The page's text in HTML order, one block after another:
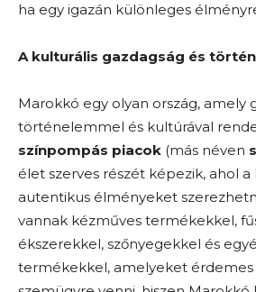
ha egy igazán különleges
A kulturális gazdagság és
Marokkó egy olyan ország, amely
történelemmel és kultúrával
színpompás piacok (más néven
élet szerves részét képezik, ahol
autentikus élményeket
vannak kézműves termékekkel,
ékszerekkel, szőnyegekkel és
termékekkel, amelyeket érdemes